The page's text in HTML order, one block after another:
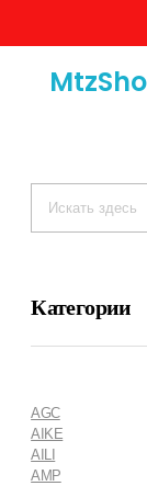
Категории
AGC
AIKE
AILI
AMP